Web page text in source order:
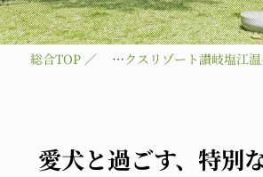
総合TOP リブマックスリゾート讃岐塩江
愛犬と過ごす、 特別